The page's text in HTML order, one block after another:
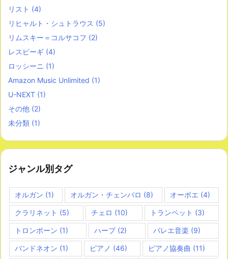
リスト (4)
リヒャルト・シュトラウス (5)
リムスキー＝コルサコフ (2)
レスピーギ (4)
ロッシーニ (1)
Amazon Music Unlimited (1)
U-NEXT (1)
その他 (2)
未分類 (1)
ジャンル別タグ
オルガン (1) オルガン・チェンバロ (8) オーボエ (4)
クラリネット (5) チェロ (10) トランペット (3)
トロンボーン (1) ハープ(2) バレエ音楽 (9)
バンドネオン (1) ピアノ (46) ピアノ協奏曲 (11)